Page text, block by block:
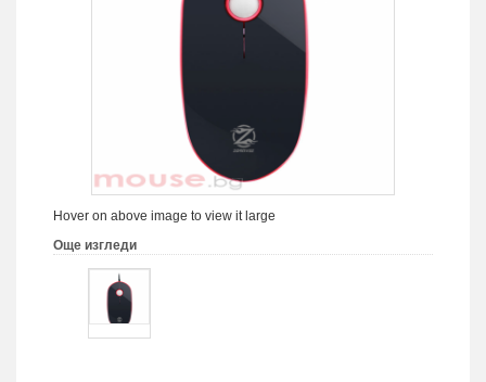
Hover on above image to view it large
Още изгледи